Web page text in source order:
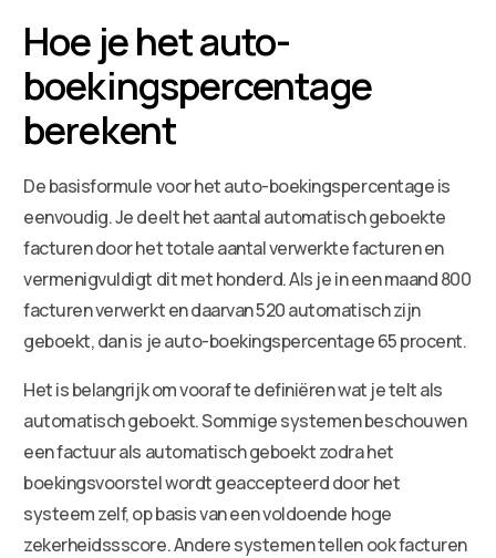
Hoe je het auto-
boekingspercentage
berekent
De basisformule voor het auto-boekingspercentage is
eenvoudig. Je deelt het aantal automatisch geboekte
facturen door het totale aantal verwerkte facturen en
vermenigvuldigt dit met honderd. Als je in een maand 800
facturen verwerkt en daarvan 520 automatisch zijn
geboekt, dan is je auto-boekingspercentage 65 procent.
Het is belangrijk om vooraf te definiëren wat je telt als
automatisch geboekt. Sommige systemen beschouwen
een factuur als automatisch geboekt zodra het
boekingsvoorstel wordt geaccepteerd door het
systeem zelf, op basis van een voldoende hoge
zekerheidssscore. Andere systemen tellen ook facturen